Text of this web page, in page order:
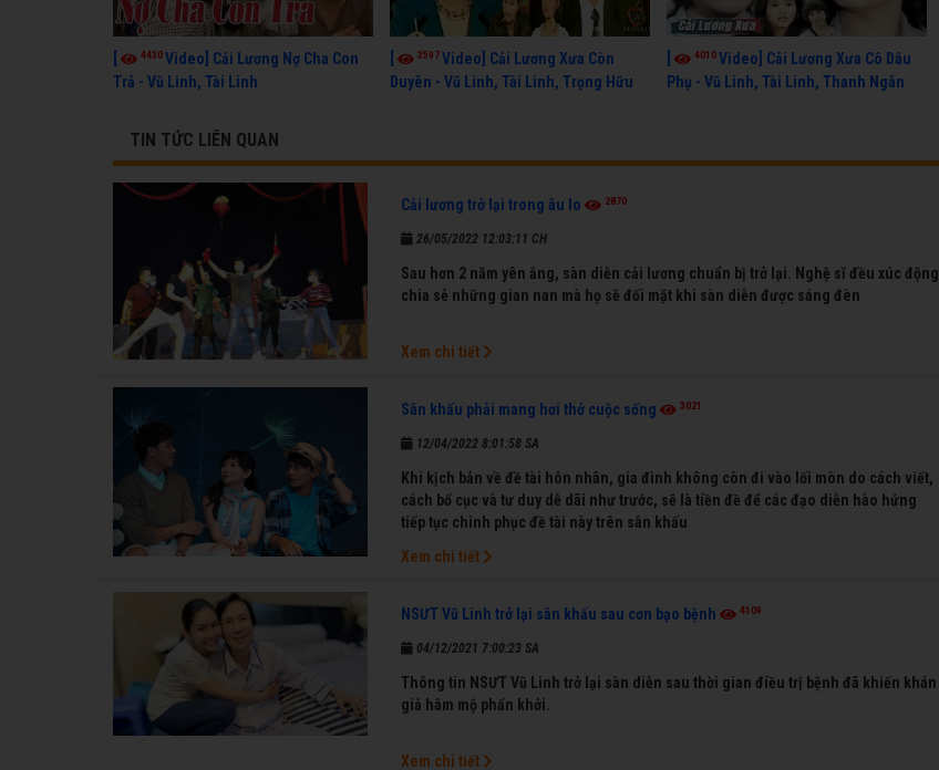
4430Video] Cải Lương Nợ Cha Con
Trả - Vũ Linh, Tài Linh
3597Video] Cải Lương Xưa Còn
Duyên - Vũ Linh, Tài Linh, Trọng Hữu
4010Video] Cải Lương Xưa Cô Dâu
Phụ - Vũ Linh, Tài Linh, Thanh Ngân
TIN TỨC LIÊN QUAN
Cải lương trở lại trong âu lo 2870
26/05/2022 12:03:11 CH
Sau hơn 2 năm yên ắng, sàn diễn cải lương chuẩn bị trở lại. Nghệ sĩ đều xúc động
chia sẻ những gian nan mà họ sẽ đối mặt khi sàn diễn được sáng đèn
Xem chi tiết
Sân khấu phải mang hơi thở cuộc sống 3021
12/04/2022 8:01:58 SA
Khi kịch bản về đề tài hôn nhân, gia đình không còn đi vào lối mòn do cách viết,
cách bố cục và tư duy dễ dãi như trước, sẽ là tiền đề để các đạo diễn hào hứng
tiếp tục chinh phục đề tài này trên sân khấu
Xem chi tiết
NSƯT Vũ Linh trở lại sân khấu sau cơn bạo bệnh 4109
04/12/2021 7:00:23 SA
Thông tin NSƯT Vũ Linh trở lại sàn diễn sau thời gian điều trị bệnh đã khiến khán
giả hâm mộ phấn khởi.
Xem chi tiết